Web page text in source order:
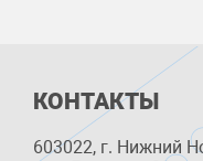
КОНТАКТЫ
603022, г. Нижний